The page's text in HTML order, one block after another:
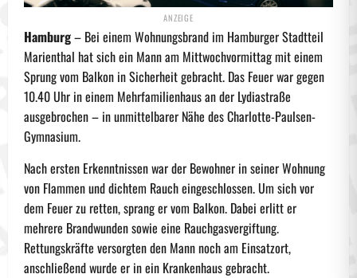
Hamburg– Bei einem Wohnungsbrand im Hamburger Stadtteil
Marienthal hat sich ein Mann am Mittwochvormittag mit einem
Sprung vom Balkon in Sicherheit gebracht. Das Feuer war gegen
10.40 Uhr in einem Mehrfamilienhaus an der Lydiastraße
ausgebrochen – in unmittelbarer Nähe des Charlotte-Paulsen-
Gymnasium.
Nach ersten Erkenntnissen war der Bewohner in seiner Wohnung
von Flammen und dichtem Rauch eingeschlossen. Um sich vor
dem Feuer zu retten, sprang er vom Balkon. Dabei erlitt er
mehrere Brandwunden sowie eine Rauchgasvergiftung.
Rettungskräfte versorgten den Mann noch am Einsatzort,
anschließend wurde er in ein Krankenhaus gebracht.